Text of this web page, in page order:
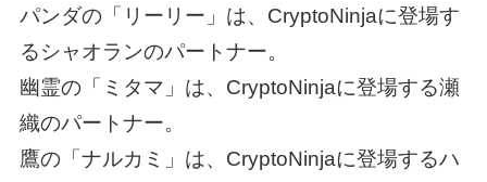
パンダの「リーリー」は、CryptoNinjaに登場す
るシャオランのパートナー。
幽霊の「ミタマ」は、CryptoNinjaに登場する瀬
織のパートナー。
鷹の「ナルカミ」は、CryptoNinjaに登場するハ